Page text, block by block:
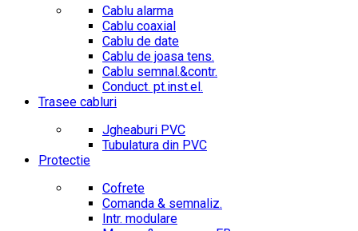
Cablu alarma
Cablu coaxial
Cablu de date
Cablu de joasa tens.
Cablu semnal.&contr.
Conduct. pt.inst.el.
Trasee cabluri
Jgheaburi PVC
Tubulatura din PVC
Protectie
Cofrete
Comanda & semnaliz.
Intr. modulare